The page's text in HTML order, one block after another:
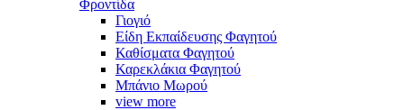
Φροντίδα
Γιογιό
Είδη Εκπαίδευσης Φαγητού
Καθίσματα Φαγητού
Καρεκλάκια Φαγητού
Μπάνιο Μωρού
view more